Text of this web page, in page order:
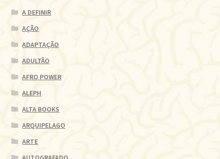
A DEFINIR
AÇÃO
ADAPTAÇÃO
ADULTÃO
AFRO POWER
ALEPH
ALTA BOOKS
ARQUIPELAGO
ARTE